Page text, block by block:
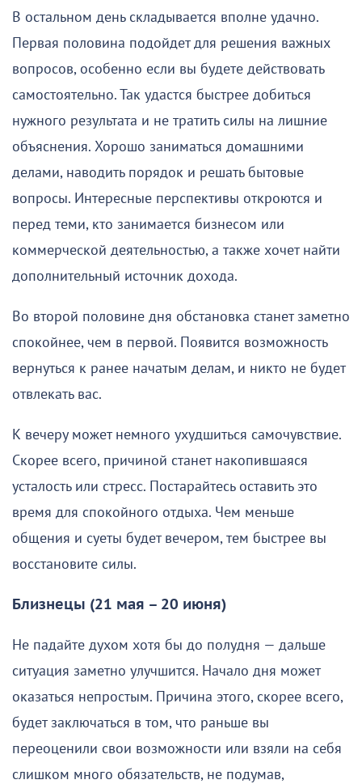
В остальном день складывается вполне удачно.
Первая половина подойдет для решения важных
вопросов, особенно если вы будете действовать
самостоятельно. Так удастся быстрее добиться
нужного результата и не тратить силы на лишние
объяснения. Хорошо заниматься домашними
делами, наводить порядок и решать бытовые
вопросы. Интересные перспективы откроются и
перед теми, кто занимается бизнесом или
коммерческой деятельностью, а также хочет найти
дополнительный источник дохода.
Во второй половине дня обстановка станет заметно
спокойнее, чем в первой. Появится возможность
вернуться к ранее начатым делам, и никто не будет
отвлекать вас.
К вечеру может немного ухудшиться самочувствие.
Скорее всего, причиной станет накопившаяся
усталость или стресс. Постарайтесь оставить это
время для спокойного отдыха. Чем меньше
общения и суеты будет вечером, тем быстрее вы
восстановите силы.
Близнецы (21 мая – 20 июня)
Не падайте духом хотя бы до полудня — дальше
ситуация заметно улучшится. Начало дня может
оказаться непростым. Причина этого, скорее всего,
будет заключаться в том, что раньше вы
переоценили свои возможности или взяли на себя
слишком много обязательств, не подумав,